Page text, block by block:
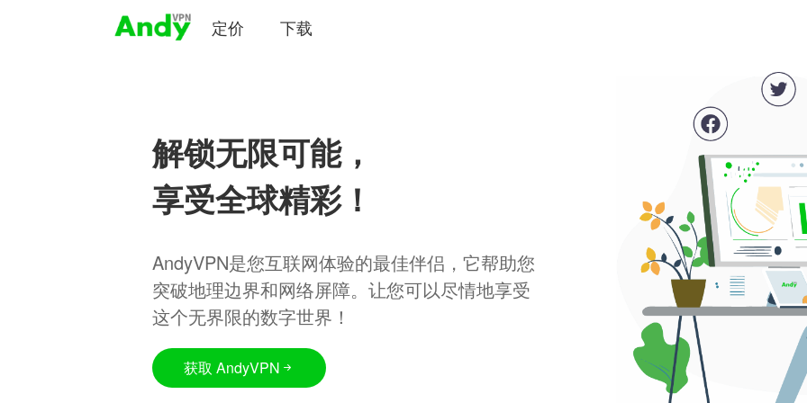
定价 下载
解锁无限可能，
享受全球精彩！
AndyVPN是您互联网体验的最佳伴侣，它帮助您
突破地理边界和网络屏障。让您可以尽情地享受
这个无界限的数字世界！
获取 AndyVPN